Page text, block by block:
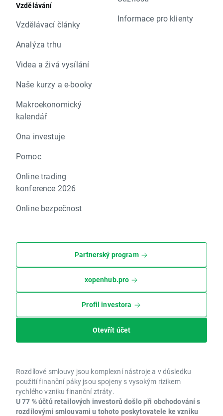
Vzdělávání
Vzdělávací články
Analýza trhu
Videa a živá vysílání
Naše kurzy a e-booky
Makroekonomický
kalendář
Ona investuje
Pomoc
Online trading
konference 2026
Online bezpečnost
Informace pro klienty
Partnerský program
xopenhub.pro
Profil investora
Otevřít účet
Rozdílové smlouvy jsou komplexní nástroje a v důsledku
použití finanční páky jsou spojeny s vysokým rizikem
rychlého vzniku finanční ztráty.
U 77 % účtů retailových investorů došlo při obchodování s
rozdílovými smlouvami u tohoto poskytovatele ke vzniku